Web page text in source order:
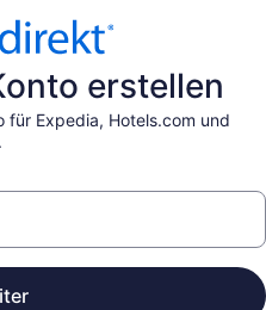
erstellen
für Expedia, Hotels.com und